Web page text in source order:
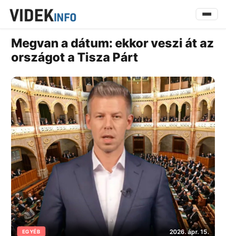
Megvan a dátum: ekkor veszi át az
országot a Tisza Párt
EGYÉB 2026. ápr. 15.